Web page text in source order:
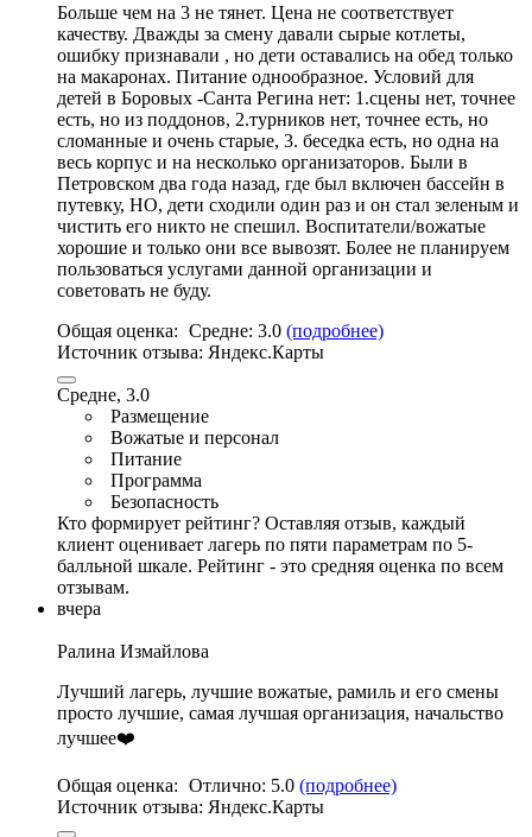
Больше чем на 3 не тянет. Цена не соответствует
качеству. Дважды за смену давали сырые котлеты,
ошибку признавали , но дети оставались на обед только
на макаронах. Питание однообразное. Условий для
детей в Боровых -Санта Регина нет: 1.сцены нет, точнее
есть, но из поддонов, 2.турников нет, точнее есть, но
сломанные и очень старые, 3. беседка есть, но одна на
весь корпус и на несколько организаторов. Были в
Петровском два года назад, где был включен бассейн в
путевку, НО, дети сходили один раз и он стал зеленым и
чистить его никто не спешил. Воспитатели/вожатые
хорошие и только они все вывозят. Более не планируем
пользоваться услугами данной организации и
советовать не буду.
Общая оценка: Средне: 3.0 (подробнее)
Источник отзыва: Яндекс.Карты
Средне, 3.0
Размещение
Вожатые и персонал
Питание
Программа
Безопасность
Кто формирует рейтинг? Оставляя отзыв, каждый
клиент оценивает лагерь по пяти параметрам по 5-
балльной шкале. Рейтинг - это средняя оценка по всем
отзывам.
вчера
Ралина Измайлова
Лучший лагерь, лучшие вожатые, рамиль и его смены
просто лучшие, самая лучшая организация, начальство
лучшее❤️
Общая оценка: Отлично: 5.0 (подробнее)
Источник отзыва: Яндекс.Карты